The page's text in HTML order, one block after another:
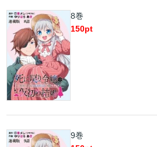
8巻
150pt
9巻